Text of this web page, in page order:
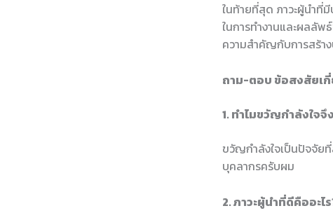
ในท้ายที่สุด ภาวะผู้นำที่
ในการทำงานและผลลัพ
ความสำคัญกับการสร้า
ถาม-ตอบ ข้อสงสัยเ
1. ทำไมขวัญกำลังใจ
ขวัญกำลังใจเป็นปัจจัย
บุคลากรครับผม
2. ภาวะผู้นำที่ดีคืออะไ